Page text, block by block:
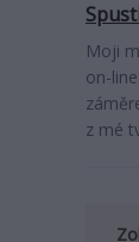
Moji
on-
z mé